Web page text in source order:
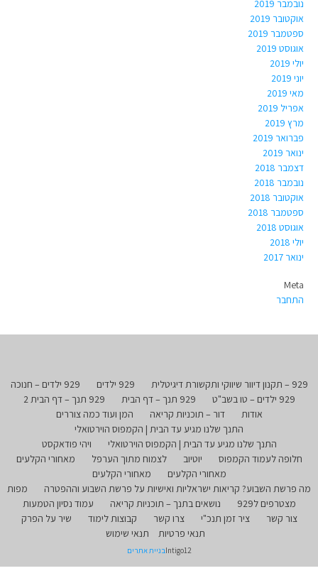
נובמבר 2019
אוקטובר 2019
ספטמבר 2019
אוגוסט 2019
יולי 2019
יוני 2019
מאי 2019
אפריל 2019
מרץ 2019
פברואר 2019
ינואר 2019
דצמבר 2018
נובמבר 2018
אוקטובר 2018
ספטמבר 2018
אוגוסט 2018
יולי 2018
ינואר 2017
Meta
התחבר
929 – תקנון דיוור שיווקי ותקשורת דיגיטלית 929 ילדים
929 ילדים – חנוכה
929 ילדים – טו בשב"ט
929 תנך – דף הבית
929 תנך – דף הבית 2
אודות
דור – תוכניות קריאה
המן ועוד כמה צוררים
התנך שלנו מגיע עד הבית | הקמפוס הוירטואלי
התנך שלנו מגיע עד הבית | הקמפוס הוירטואלי
ויהי פודאקסט
חלופה לעמוד הקמפוס
יוטיוב לצמוח מתוך הערפל
מאחורי הקלעים
מאחורי הקלעים
מאחורי הקלעים
מה פרשת השבוע? קריאות ישראליות ואישיות על פרשת השבוע וההפטרה
מפות
מצטרפים ל929
נושאים בתנך – תוכניות קריאה
עמוד נסיון הטמעות
צור קשר
ציר זמן תנכ"י צרו קשר קבוצות לימוד
שיר על הפרק
תנאי פרטיות
תנאי שימוש
Intigo12בניית אתרים